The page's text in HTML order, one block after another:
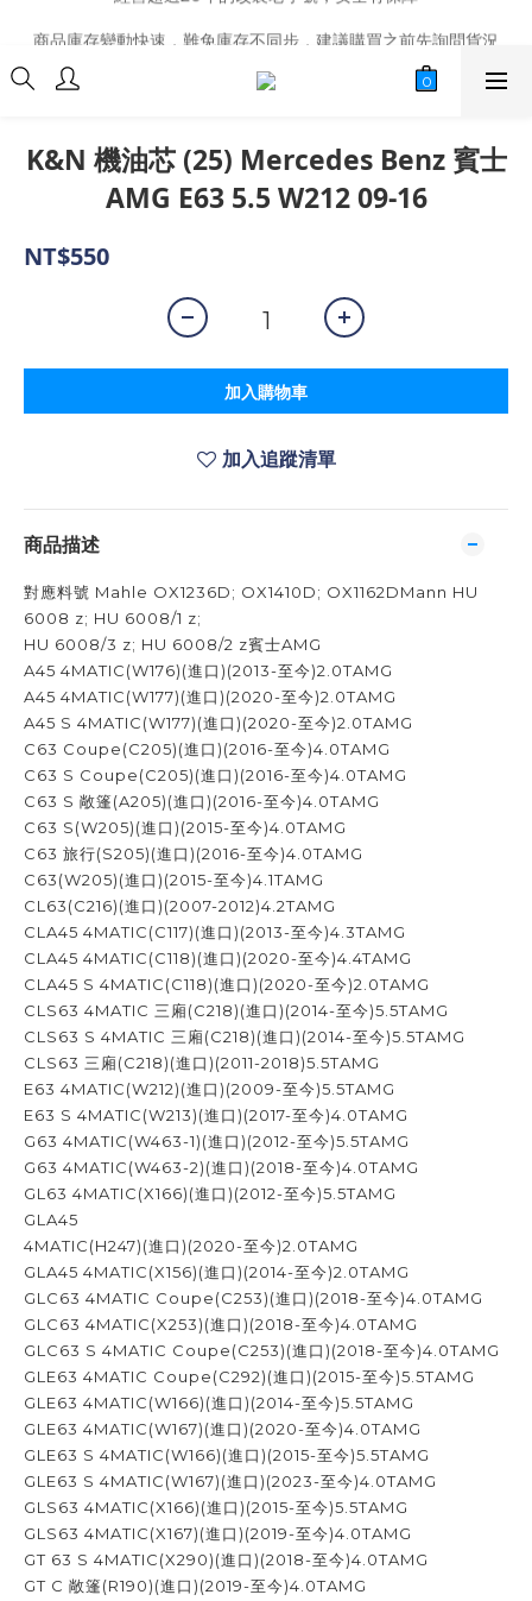
商品庫存變動快速，難免庫存不同步，建議購買之前先詢問貨況
K&N 機油芯 (25) Mercedes Benz 賓士
AMG E63 5.5 W212 09-16
NT$550
加入購物車
加入追蹤清單
商品描述
對應料號 Mahle OX1236D; OX1410D; OX1162DMann HU
6008 z; HU 6008/1 z;
HU 6008/3 z; HU 6008/2 z賓士AMG
A45 4MATIC(W176)(進口)(2013-至今)2.0TAMG
A45 4MATIC(W177)(進口)(2020-至今)2.0TAMG
A45 S 4MATIC(W177)(進口)(2020-至今)2.0TAMG
C63 Coupe(C205)(進口)(2016-至今)4.0TAMG
C63 S Coupe(C205)(進口)(2016-至今)4.0TAMG
C63 S 敞篷(A205)(進口)(2016-至今)4.0TAMG
C63 S(W205)(進口)(2015-至今)4.0TAMG
C63 旅行(S205)(進口)(2016-至今)4.0TAMG
C63(W205)(進口)(2015-至今)4.1TAMG
CL63(C216)(進口)(2007-2012)4.2TAMG
CLA45 4MATIC(C117)(進口)(2013-至今)4.3TAMG
CLA45 4MATIC(C118)(進口)(2020-至今)4.4TAMG
CLA45 S 4MATIC(C118)(進口)(2020-至今)2.0TAMG
CLS63 4MATIC 三廂(C218)(進口)(2014-至今)5.5TAMG
CLS63 S 4MATIC 三廂(C218)(進口)(2014-至今)5.5TAMG
CLS63 三廂(C218)(進口)(2011-2018)5.5TAMG
E63 4MATIC(W212)(進口)(2009-至今)5.5TAMG
E63 S 4MATIC(W213)(進口)(2017-至今)4.0TAMG
G63 4MATIC(W463-1)(進口)(2012-至今)5.5TAMG
G63 4MATIC(W463-2)(進口)(2018-至今)4.0TAMG
GL63 4MATIC(X166)(進口)(2012-至今)5.5TAMG
GLA45
4MATIC(H247)(進口)(2020-至今)2.0TAMG
GLA45 4MATIC(X156)(進口)(2014-至今)2.0TAMG
GLC63 4MATIC Coupe(C253)(進口)(2018-至今)4.0TAMG
GLC63 4MATIC(X253)(進口)(2018-至今)4.0TAMG
GLC63 S 4MATIC Coupe(C253)(進口)(2018-至今)4.0TAMG
GLE63 4MATIC Coupe(C292)(進口)(2015-至今)5.5TAMG
GLE63 4MATIC(W166)(進口)(2014-至今)5.5TAMG
GLE63 4MATIC(W167)(進口)(2020-至今)4.0TAMG
GLE63 S 4MATIC(W166)(進口)(2015-至今)5.5TAMG
GLE63 S 4MATIC(W167)(進口)(2023-至今)4.0TAMG
GLS63 4MATIC(X166)(進口)(2015-至今)5.5TAMG
GLS63 4MATIC(X167)(進口)(2019-至今)4.0TAMG
GT 63 S 4MATIC(X290)(進口)(2018-至今)4.0TAMG
GT C 敞篷(R190)(進口)(2019-至今)4.0TAMG